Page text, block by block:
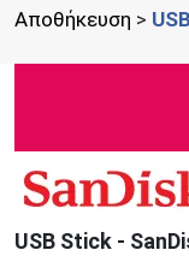
Αποθήκευση >
USB Stick -